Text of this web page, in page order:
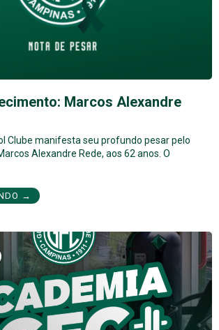
Marcos Alexandre
Clube manifesta seu profundo pesar pelo
Alexandre Rede, aos 62 anos. O
→